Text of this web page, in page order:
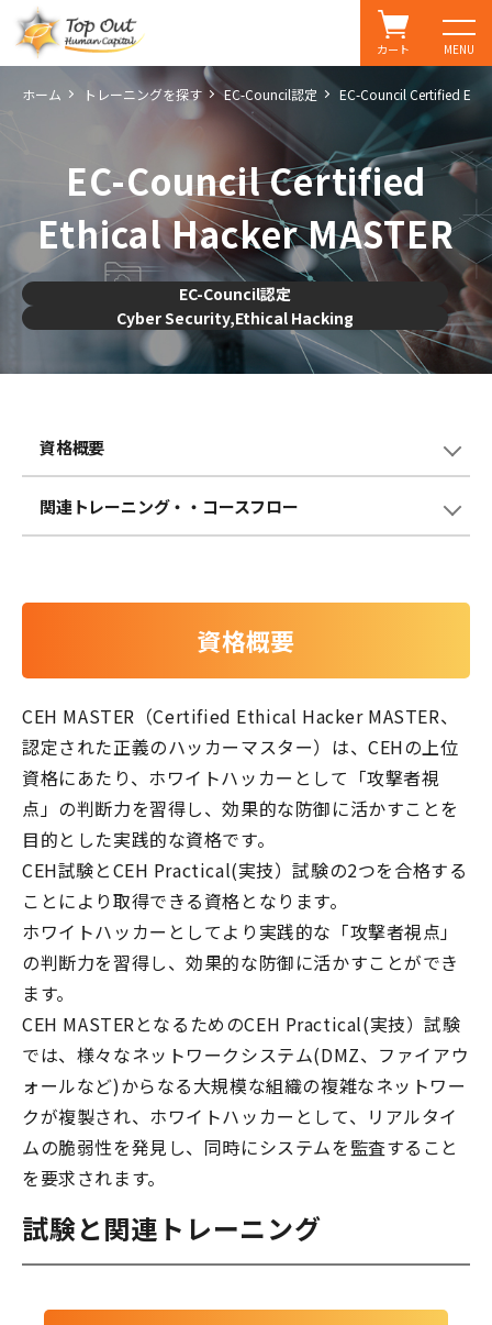
MENU
カート
ホーム トレーニングを探す EC-Council認定 EC-Council Certified
EC-Council Certified
Ethical Hacker MASTER
EC-Council認定
Cyber Security,Ethical Hacking
資格概要
関連トレーニング・ ・コースフロー
資格概要
CEH MASTER（Certified Ethical Hacker MASTER、
認定された正義のハッカーマスター）は、CEHの上位
資格にあたり、ホワイトハッカーとして「攻撃者視
点」の判断力を習得し、効果的な防御に活かすことを
目的とした実践的な資格です。
CEH試験とCEH Practical(実技）試験の2つを合格する
ことにより取得できる資格となります。
ホワイトハッカーとしてより実践的な「攻撃者視点」
の判断力を習得し、効果的な防御に活かすことができ
ます。
CEH MASTERとなるためのCEH Practical(実技）試験
では、様々なネットワークシステム(DMZ、ファイアウ
ォールなど)からなる大規模な組織の複雑なネットワー
クが複製され、ホワイトハッカーとして、リアルタイ
ムの脆弱性を発見し、同時にシステムを監査すること
を要求されます。
試験と関連トレーニング